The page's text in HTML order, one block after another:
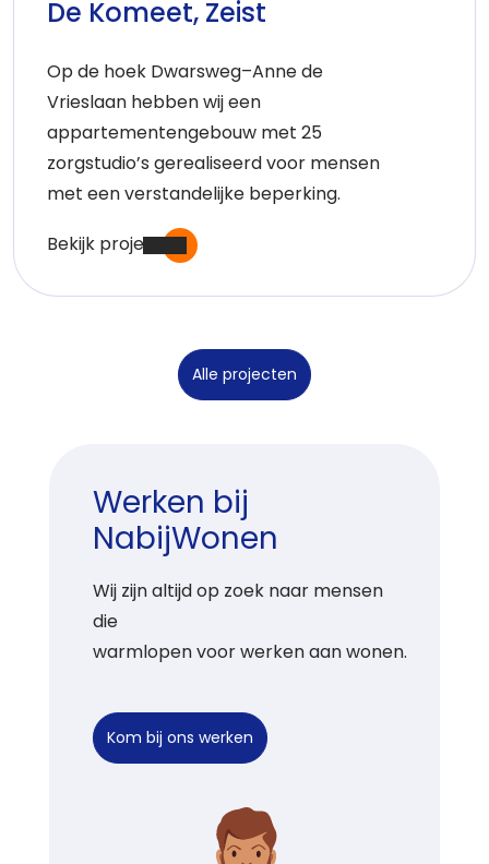
De Komeet, Zeist
Op de hoek Dwarsweg–Anne de
Vrieslaan hebben wij een
appartementengebouw met 25
zorgstudio’s gerealiseerd voor mensen
met een verstandelijke beperking.
Bekijk project
Alle projecten
Werken bij
NabijWonen
Wij zijn altijd op zoek naar mensen
die
warmlopen voor werken aan wonen.
Kom bij ons werken